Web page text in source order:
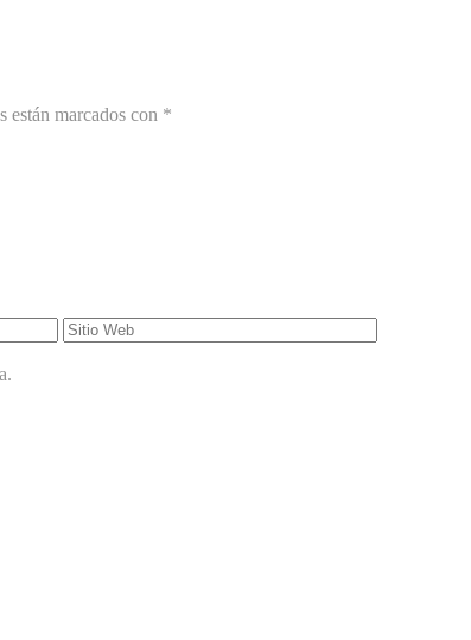
están marcados con *